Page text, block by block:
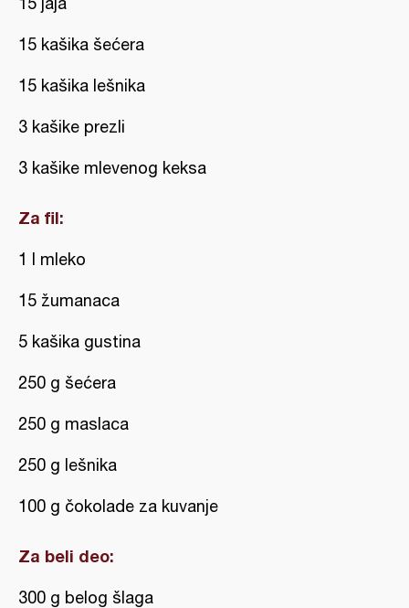
15 kašika šećera
15 kašika lešnika
3 kašike prezli
3 kašike mlevenog keksa
Za fil:
1 l mleko
15 žumanaca
5 kašika gustina
250 g šećera
250 g maslaca
250 g lešnika
100 g čokolade za kuvanje
Za beli deo:
300 g belog šlaga